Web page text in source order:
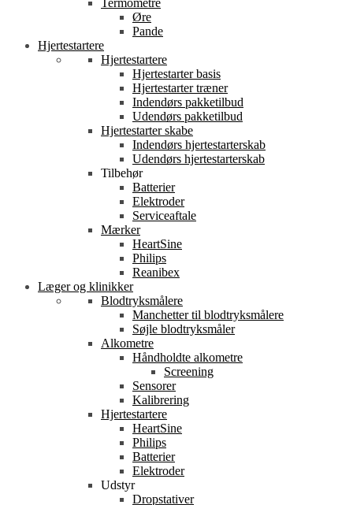
Termometre
Øre
Pande
Hjertestartere
Hjertestartere
Hjertestarter basis
Hjertestarter træner
Indendørs pakketilbud
Udendørs pakketilbud
Hjertestarter skabe
Indendørs hjertestarterskab
Udendørs hjertestarterskab
Tilbehør
Batterier
Elektroder
Serviceaftale
Mærker
HeartSine
Philips
Reanibex
Læger og klinikker
Blodtryksmålere
Manchetter til blodtryksmålere
Søjle blodtryksmåler
Alkometre
Håndholdte alkometre
Screening
Sensorer
Kalibrering
Hjertestartere
HeartSine
Philips
Batterier
Elektroder
Udstyr
Dropstativer